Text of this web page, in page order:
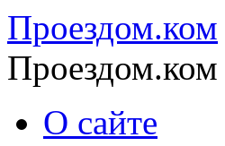
Проездом.ком
Проездом.ком
О сайте